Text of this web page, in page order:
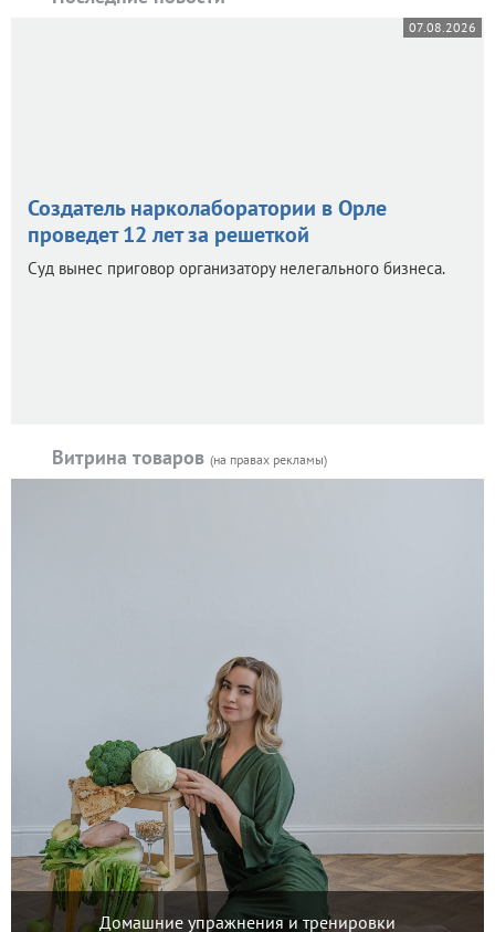
07.08.2026
Создатель нарколаборатории в Орле
проведет 12 лет за решеткой
Суд вынес приговор организатору нелегального бизнеса.
Витрина товаров (на правах рекламы)
Домашние упражнения и тренировки